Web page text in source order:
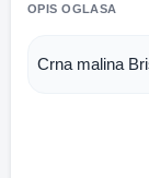
OPIS OGLASA
Crna malina